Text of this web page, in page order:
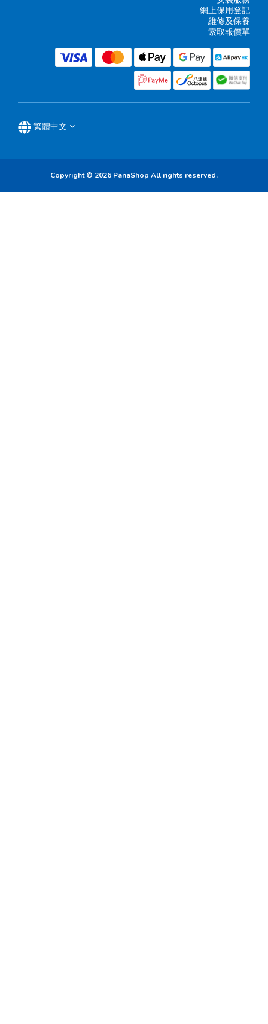
網上保用登記
維修及保養
索取報價單
繁體中文
Copyright © 2026 PanaShop All rights reserved.